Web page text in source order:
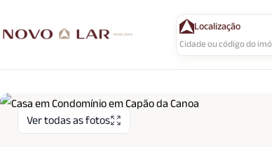
Localização
Ver todas as fotos